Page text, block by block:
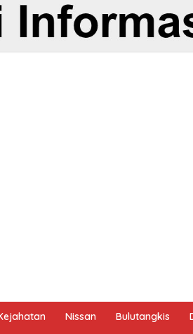
Nissan Bulutangkis